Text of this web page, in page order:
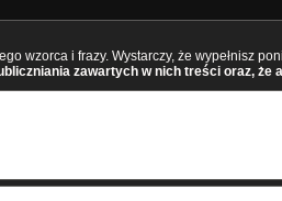
wzorca i frazy. Wystarczy, że wypełnisz
zawartych w nich treści oraz,